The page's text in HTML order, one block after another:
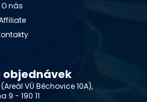
O nás
objednávek
VÚ Běchovice 10A),
9 - 190 11